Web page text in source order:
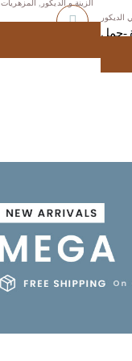
الديكور
-جمل
أضف
الزينة و الديكور المزهريات